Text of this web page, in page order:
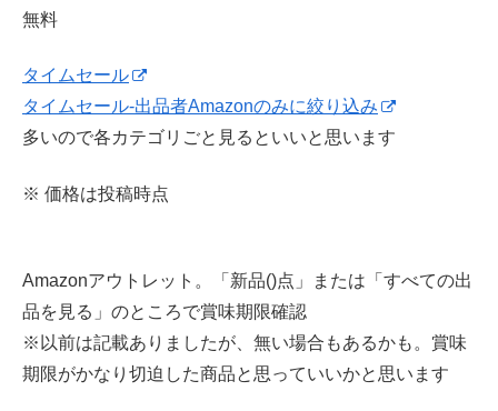
無料
タイムセール
タイムセール-出品者Amazonのみに絞り込み
多いので各カテゴリごと見るといいと思います
※ 価格は投稿時点
Amazonアウトレット。「新品()点」または「すべての出
品を見る」のところで賞味期限確認
※以前は記載ありましたが、無い場合もあるかも。賞味
期限がかなり切迫した商品と思っていいかと思います